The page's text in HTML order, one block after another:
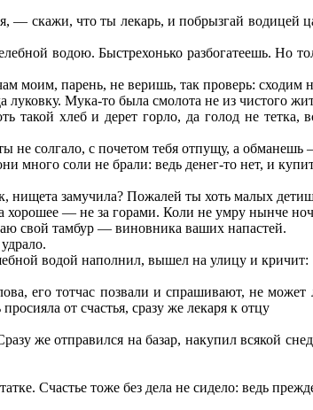
— скажи, что ты лекарь, и побрызгай водицей
водою. Быстрехонько разбогатеешь. Но
моим, парень, не веришь, так проверь:
Мука-то была смолота не из чистого
такой хлеб и дерет горло, да голод не
не солгало, с почетом тебя отпущу, а обманешь
много соли не брали: ведь денег-то нет, и
замучила? Пожалей ты хоть малых
— не за горами. Коли не умру нынче
свой тамбур — виновника ваших напастей.
водой наполнил, вышел на улицу и кричит:
его тотчас позвали и спрашивают, не
от счастья, сразу же лекаря к отцу
же отправился на базар, накупил всякой
Счастье тоже без дела не сидело: ведь